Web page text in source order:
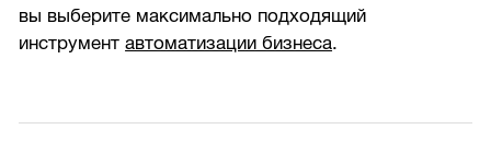
вы выберите максимально подходящий
инструментавтоматизации бизнеса.